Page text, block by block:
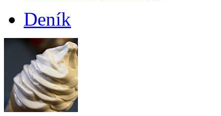
Deník